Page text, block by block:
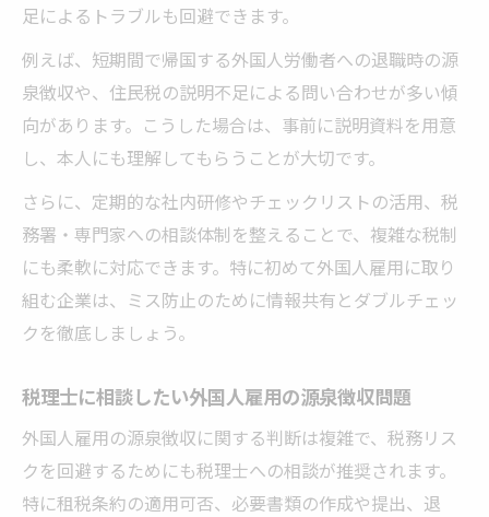
足によるトラブルも回避できます。
例えば、短期間で帰国する外国人労働者への退職時の源
泉徴収や、住民税の説明不足による問い合わせが多い傾
向があります。こうした場合は、事前に説明資料を用意
し、本人にも理解してもらうことが大切です。
さらに、定期的な社内研修やチェックリストの活用、税
務署・専門家への相談体制を整えることで、複雑な税制
にも柔軟に対応できます。特に初めて外国人雇用に取り
組む企業は、ミス防止のために情報共有とダブルチェッ
クを徹底しましょう。
税理士に相談したい外国人雇用の源泉徴収問題
外国人雇用の源泉徴収に関する判断は複雑で、税務リス
クを回避するためにも税理士への相談が推奨されます。
特に租税条約の適用可否、必要書類の作成や提出、退